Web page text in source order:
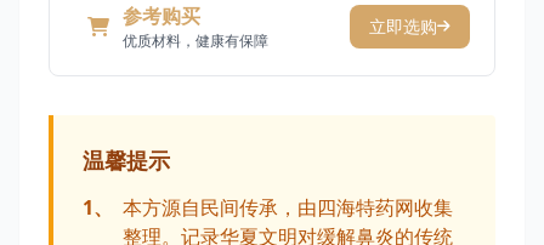
参考购买
优质材料，健康有保障
立即选购
温馨提示
1、
本方源自民间传承，由四海特药网收集
整理。记录华夏文明对缓解鼻炎的传统